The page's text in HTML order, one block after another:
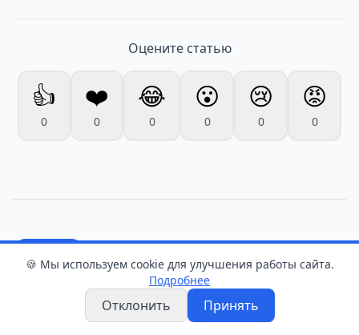
Оцените статью
👍
0
❤️
0
😂
0
😮
0
😢
0
😡
0
Семейный спор из-за
наследства: житель
🍪 Мы используем cookie для улучшения работы сайта.
Подробнее
Отклонить Принять